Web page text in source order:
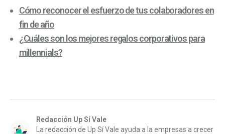
Cómo reconocer el esfuerzo de tus colaboradores en
fin de año
¿Cuáles son los mejores regalos corporativos para
millennials?
Redacción Up Sí Vale
La redacción de Up Sí Vale ayuda a la empresas a crecer